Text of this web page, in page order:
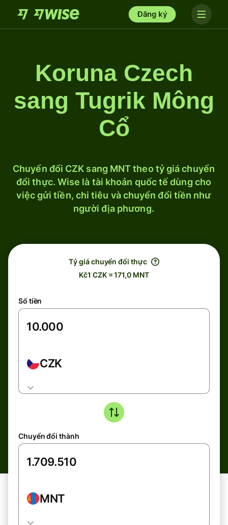
Đăng ký
Koruna Czech
sang Tugrik Mông
Cổ
Chuyển đổi CZK sang MNT theo tỷ giá chuyển
đổi thực. Wise là tài khoản quốc tế dùng cho
việc gửi tiền, chi tiêu và chuyển đổi tiền như
người địa phương.
Tỷ giá chuyển đổi thực
Kč1 CZK = 171,0 MNT
Số tiền
CZK
Chuyển đổi thành
MNT